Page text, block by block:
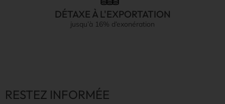
DÉTAXE À L'EXPORTATION
jusqu’à 16% d’exonération
RESTEZ INFORMÉE